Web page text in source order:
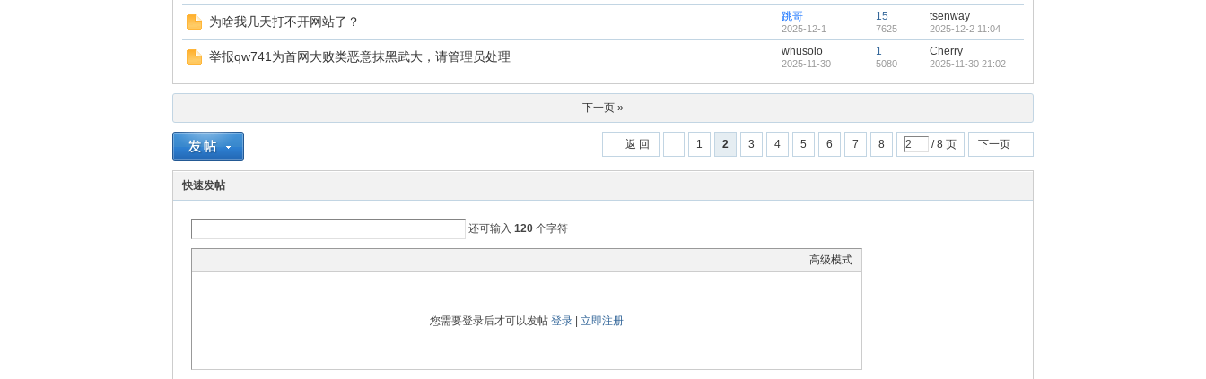
为啥我几天打不开网站了？ 跳哥
2025-12-1
15
7625
tsenway
2025-12-2 11:04
举报qw741为首网大败类恶意抹黑武大，请管理员处理 whusolo
2025-11-30
1
5080
Cherry
2025-11-30 21:02
下一页 »
1 2 3 4 5 6 7 8 / 8 页 下一页
返 回
快速发帖
还可输入 120 个字符
高级模式
您需要登录后才可以发帖 登录 立即注册